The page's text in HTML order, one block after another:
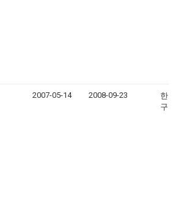
2007-05-14 2008-09-23
한국
구원